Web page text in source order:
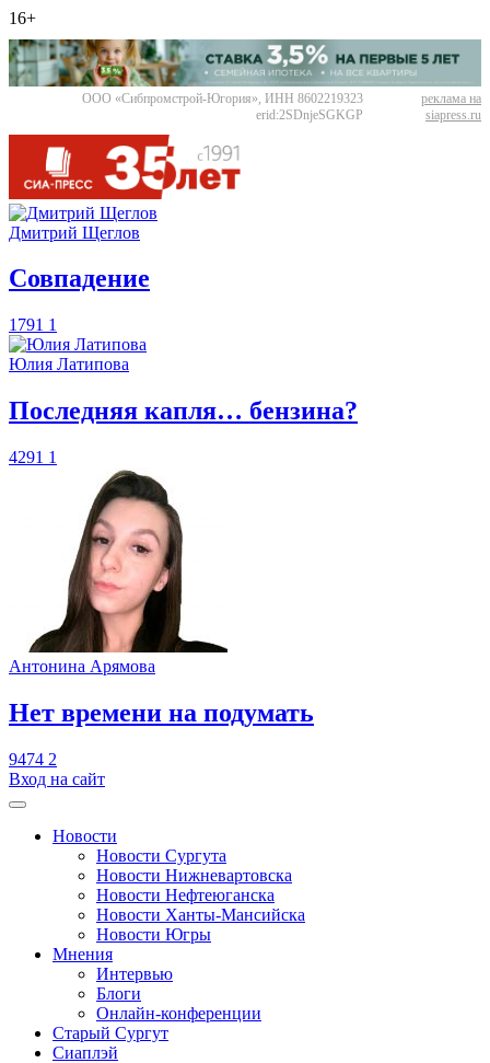
16+
ООО «Сибпромстрой-Югория», ИНН 8602219323
erid:2SDnjeSGKGP
реклама на
siapress.ru
Дмитрий Щеглов
​Совпадение
1791 1
Юлия Латипова
​Последняя капля… бензина?
4291 1
Антонина Арямова
​Нет времени на подумать
9474 2
Вход на сайт
Новости
Новости Сургута
Новости Нижневартовска
Новости Нефтеюганска
Новости Ханты-Мансийска
Новости Югры
Мнения
Интервью
Блоги
Онлайн-конференции
Старый Сургут
Сиаплэй